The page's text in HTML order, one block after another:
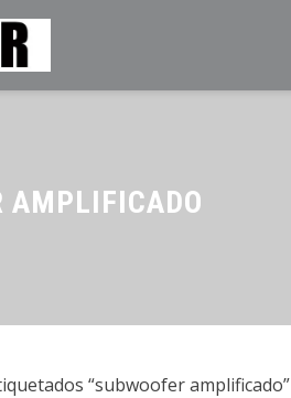
AMPLIFICADO
“subwoofer amplificado”